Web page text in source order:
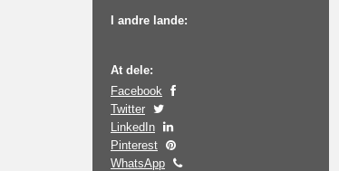
I andre lande:
At dele:
Facebook
Twitter
LinkedIn
Pinterest
WhatsApp